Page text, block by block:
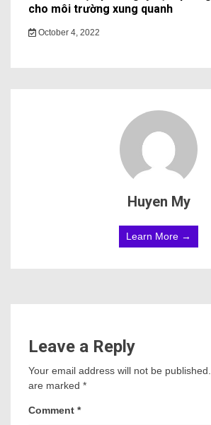
cho môi trường xung quanh
October 4, 2022
Huyen My
Learn More →
Leave a Reply
Your email address will not be published.
are marked *
Comment *